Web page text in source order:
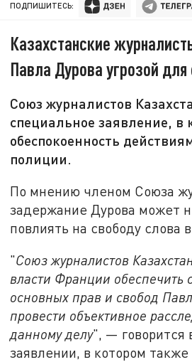
ПОДПИШИТЕСЬ:
Казахстанские
Павла Дурова угрозой
Союз журналистов
специальное заявление, в
обеспокоенность
полиции.
По мнению членом Союза
задержание Дурова может
повлиять на свободу слова
"Союз журналистов
власти Франции обеспечить
основных прав и свобод
провести объективное
данному делу", — говорится
заявлении, в котором